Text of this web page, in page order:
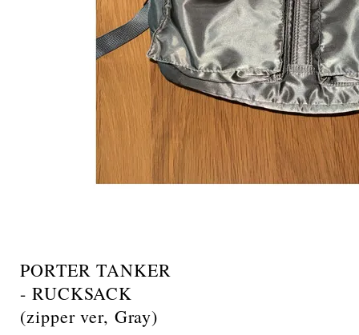
PORTER TANKER
- RUCKSACK
(zipper ver, Gray)